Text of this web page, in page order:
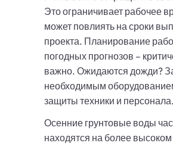
Это ограничивает рабочее
может повлиять на сроки
проекта. Планирование
погодных прогнозов –
важно. Ожидаются дожди?
необходимым
защиты техники и персонала.
Осенние грунтовые воды
находятся на более